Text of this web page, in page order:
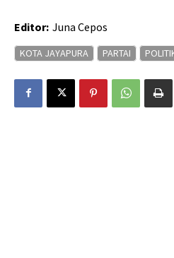
Editor: Juna Cepos
KOTA JAYAPURA PARTAI